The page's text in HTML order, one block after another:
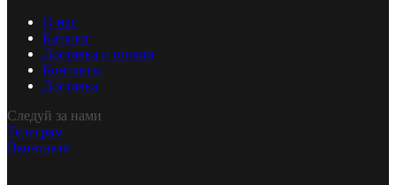
О нас
Каталог
Доставка и оплата
Контакты
Доставка
Следуй за нами
Телеграм
Вконтакте